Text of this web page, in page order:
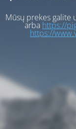
Mūsų prekes galite
arba https://
https://